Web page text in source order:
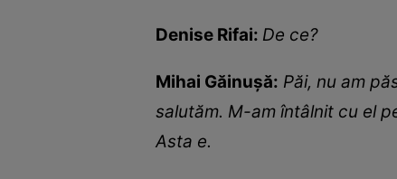
Denise Rifai: De ce?
Mihai Găinușă: Păi, nu am
salutăm. M-am întâlnit cu el
Asta e.